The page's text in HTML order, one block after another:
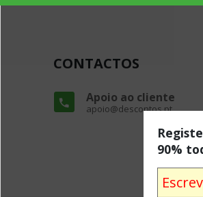
90%
CONTACTOS
Apoio ao cliente
apoio@descontos.pt